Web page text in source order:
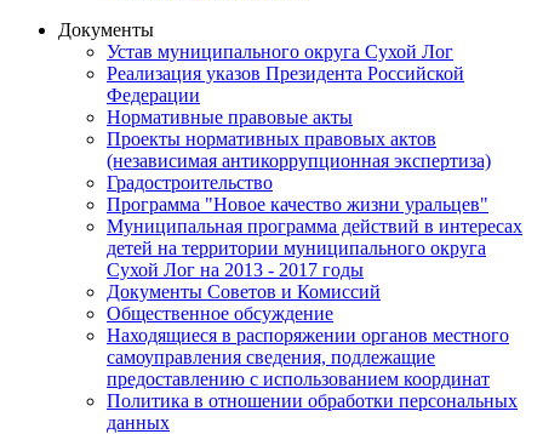
Документы
Устав муниципального округа Сухой Лог
Реализация указов Президента Российской
Федерации
Нормативные правовые акты
Проекты нормативных правовых актов
(независимая антикоррупционная экспертиза)
Градостроительство
Программа "Новое качество жизни уральцев"
Муниципальная программа действий в интересах
детей на территории муниципального округа
Сухой Лог на 2013 - 2017 годы
Документы Советов и Комиссий
Общественное обсуждение
Находящиеся в распоряжении органов местного
самоуправления сведения, подлежащие
предоставлению с использованием координат
Политика в отношении обработки персональных
данных